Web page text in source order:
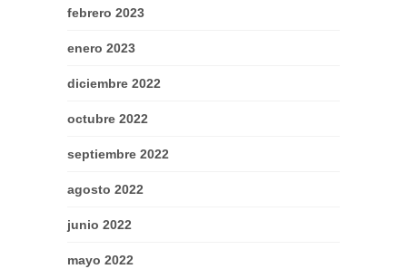
febrero 2023
enero 2023
diciembre 2022
octubre 2022
septiembre 2022
agosto 2022
junio 2022
mayo 2022